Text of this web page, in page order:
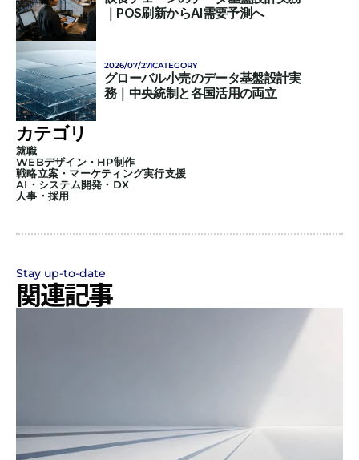
｜POS刷新からAI需要予測へ
2026/07/27CATEGORY
グローバル小売のデータ基盤設計実
務｜中央統制と各国活用の両立
カテゴリ
就職
WEBデザイン・HP制作
戦略立案・マーケティング実行支援
AI・システム開発・DX
人事・採用
Stay up-to-date
関連記事